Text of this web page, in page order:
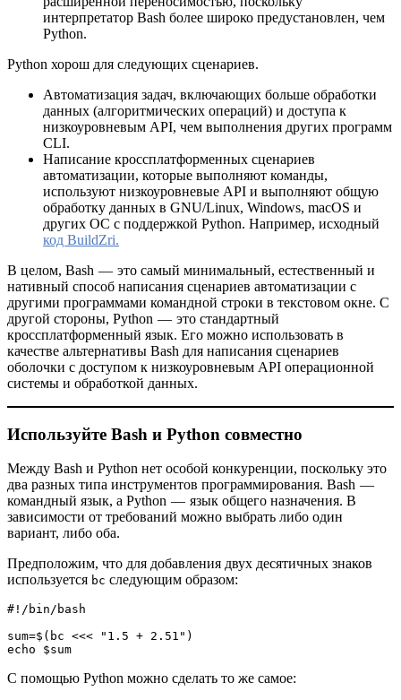
интерпретатор Bash более широко предустановлен, чем
Python.
Python хорош для следующих сценариев.
Автоматизация задач, включающих больше обработки
данных (алгоритмических операций) и доступа к
низкоуровневым API, чем выполнения других программ
CLI.
Написание кроссплатформенных сценариев
автоматизации, которые выполняют команды,
используют низкоуровневые API и выполняют общую
обработку данных в GNU/Linux, Windows, macOS и
других ОС с поддержкой Python. Например, исходный
код BuildZri.
В целом, Bash — это самый минимальный, естественный и
нативный способ написания сценариев автоматизации с
другими программами командной строки в текстовом окне. С
другой стороны, Python — это стандартный
кроссплатформенный язык. Его можно использовать в
качестве альтернативы Bash для написания сценариев
оболочки с доступом к низкоуровневым API операционной
системы и обработкой данных.
Используйте Bash и Python совместно
Между Bash и Python нет особой конкуренции, поскольку это
два разных типа инструментов программирования. Bash —
командный язык, а Python — язык общего назначения. В
зависимости от требований можно выбрать либо один
вариант, либо оба.
Предположим, что для добавления двух десятичных знаков
используется bc следующим образом:
#!/bin/bash
sum=$(bc <<< "1.5 + 2.51")
echo $sum
С помощью Python можно сделать то же самое: